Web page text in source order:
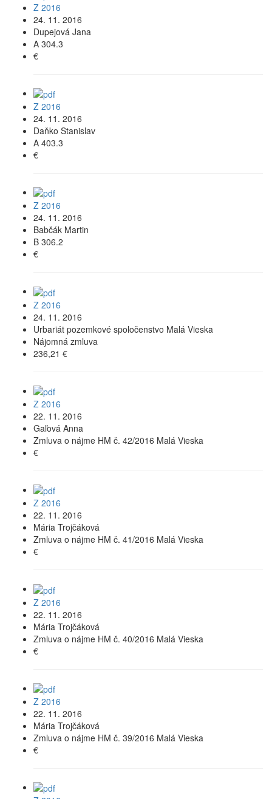
Z 2016
24. 11. 2016
Dupejová Jana
A 304.3
€
Z 2016
24. 11. 2016
Daňko Stanislav
A 403.3
€
Z 2016
24. 11. 2016
Babčák Martin
B 306.2
€
Z 2016
24. 11. 2016
Urbariát pozemkové spoločenstvo Malá Vieska
Nájomná zmluva
236,21 €
Z 2016
22. 11. 2016
Gaľová Anna
Zmluva o nájme HM č. 42/2016 Malá Vieska
€
Z 2016
22. 11. 2016
Mária Trojčáková
Zmluva o nájme HM č. 41/2016 Malá Vieska
€
Z 2016
22. 11. 2016
Mária Trojčáková
Zmluva o nájme HM č. 40/2016 Malá Vieska
€
Z 2016
22. 11. 2016
Mária Trojčáková
Zmluva o nájme HM č. 39/2016 Malá Vieska
€